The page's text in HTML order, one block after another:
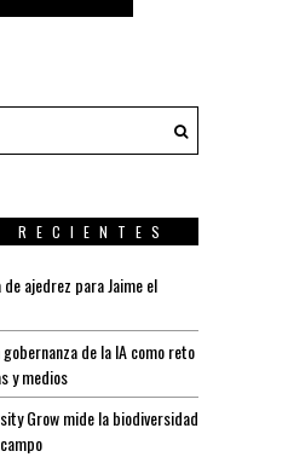
RECIENTES
ajedrez para Jaime el
de la IA como reto
y medios
Grow mide la biodiversidad